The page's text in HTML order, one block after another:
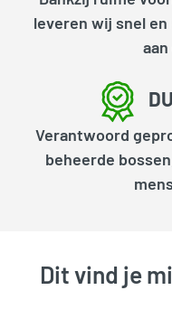
leveren wij snel
Verantwoord
beheerde
Dit vind je